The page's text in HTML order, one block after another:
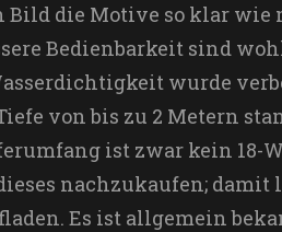
Bild die Motive so klar wie
Bedienbarkeit sind
wurde
von bis zu 2 Metern
ist zwar kein 18-
nachzukaufen; damit
Es ist allgemein